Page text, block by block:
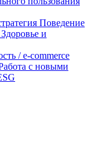
Поведение
Здоровье и
/ e‑commerce
с новыми